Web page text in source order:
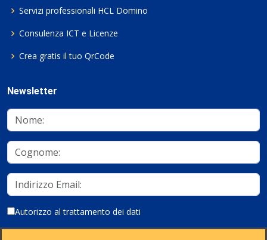
Servizi professionali HCL Domino
Consulenza ICT e Licenze
Crea gratis il tuo QrCode
Newsletter
Autorizzo al trattamento dei dati